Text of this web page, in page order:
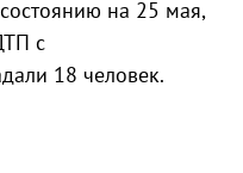
на 25 мая,
с
18 человек.